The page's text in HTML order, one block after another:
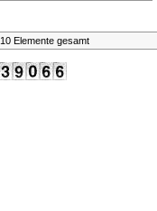
10 Elemente gesamt